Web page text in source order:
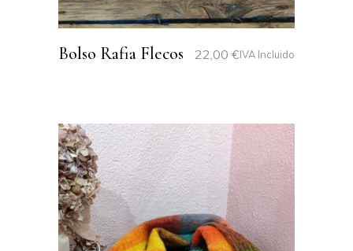
Bolso Rafia Flecos 22,00 €IVA Incluido